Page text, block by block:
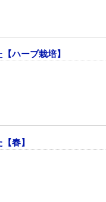
ハーブ栽培】
春】